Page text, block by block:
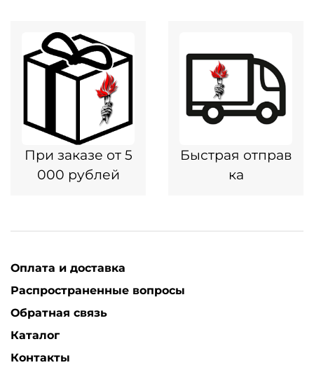
При заказе от 5
000 рублей
Быстрая отправ
ка
Оплата и доставка
Распространенные вопросы
Обратная связь
Каталог
Контакты